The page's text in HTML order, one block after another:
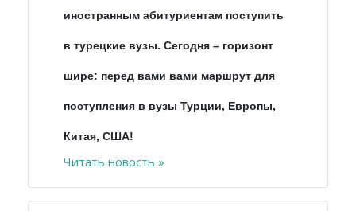
иностранным абитуриентам поступить
в турецкие вузы. Сегодня – горизонт
шире: перед вами вами маршрут для
поступления в вузы Турции, Европы,
Китая, США!
Читать новость »